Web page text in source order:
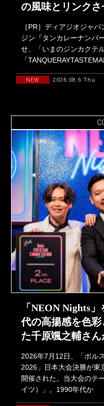
の風味とリンクさ
［PR］ディアジオジャ
ジン『タンカレーナンバ
せ、「いまのジンカクテ
「
NEW 2026.08.6 Thu
「NEON Nights
代の高揚感を色
た千原颯之輔さ
2026年7月12日、「ボル
2026」日本大会決勝が東
開催された。当大会のテ
イツ）」。1990年代か